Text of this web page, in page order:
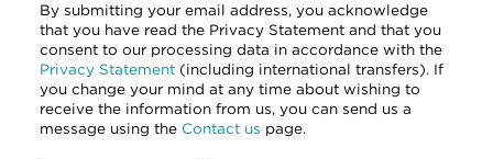
By submitting your email address, you acknowledge
that you have read the Privacy Statement and that you
consent to our processing data in accordance with the
Privacy Statement (including international transfers). If
you change your mind at any time about wishing to
receive the information from us, you can send us a
message using the Contact us page.